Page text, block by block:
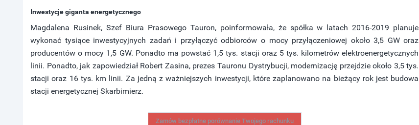
Inwestycje giganta energetycznego
Magdalena Rusinek, Szef Biura Prasowego Tauron, poinformowała, że spółka w latach 2016-2019 planuje
wykonać tysiące inwestycyjnych zadań i przyłączyć odbiorców o mocy przyłączeniowej około 3,5 GW oraz
producentów o mocy 1,5 GW. Ponadto ma powstać 1,5 tys. stacji oraz 5 tys. kilometrów elektroenergetycznych
linii. Ponadto, jak zapowiedział Robert Zasina, prezes Tauronu Dystrybucji, modernizację przejdzie około 3,5 tys.
stacji oraz 16 tys. km linii. Za jedną z ważniejszych inwestycji, które zaplanowano na bieżący rok jest budowa
stacji energetycznej Skarbimierz.
Zamów bezpłatne porównanie Twojego rachunku